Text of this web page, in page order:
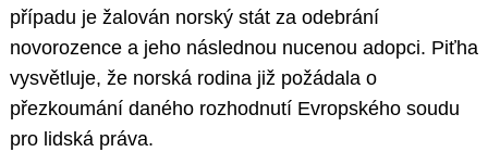
případu je žalován norský stát za odebrání
novorozence a jeho následnou nucenou adopci. Piťha
vysvětluje, že norská rodina již požádala o
přezkoumání daného rozhodnutí Evropského soudu
pro lidská práva.